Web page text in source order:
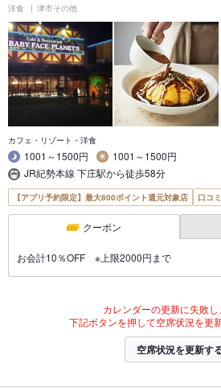
洋食 津市その他
カフェ・リゾート・洋食
1001～1500円
1001～1500円
JR紀勢本線 下庄駅から徒歩58分
【アプリ予約限定】最大800ポイント還元対象店 口コ
クーポン
お会計10％OFF ※上限2000円まで
カレンダーの更新に失敗し
下記ボタンを押して空席状況を更
空席状況を更新す